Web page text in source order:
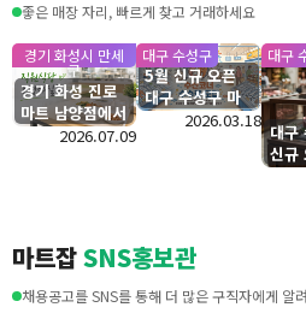
좋은 매장 자리, 빠르게 찾고 거래하세요
경기 화성 진로
마트 남양점에서
직원식당 운영하
경기 화성시 만세
구
2026.07.09
5월 신규 오픈
대구 수성구 마
트 수산코너 수
대구 수성구
2026.03.18
대구
신규
정
대구
마트잡SNS홍보관
채용공고를 SNS를 통해 더 많은 구직자에게 알